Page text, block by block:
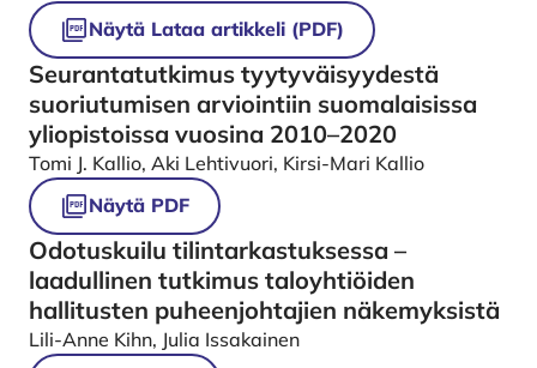
Näytä Lataa artikkeli (PDF)
Seurantatutkimus tyytyväisyydestä
suoriutumisen arviointiin suomalaisissa
yliopistoissa vuosina 2010–2020
Tomi J. Kallio, Aki Lehtivuori, Kirsi-Mari Kallio
Näytä PDF
Odotuskuilu tilintarkastuksessa –
laadullinen tutkimus taloyhtiöiden
hallitusten puheenjohtajien näkemyksistä
Lili-Anne Kihn, Julia Issakainen